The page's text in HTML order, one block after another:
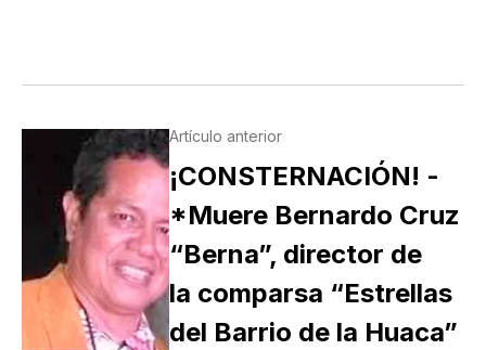
Artículo anterior
¡CONSTERNACIÓN! -
*Muere Bernardo Cruz
“Berna”, director de
la comparsa “Estrellas
del Barrio de la Huaca”